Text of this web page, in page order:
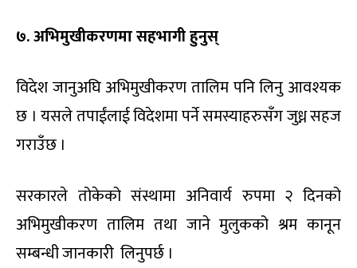
७. अभिमुखीकरणमा सहभागी हुनुस्
विदेश जानुअघि अभिमुखीकरण तालिम पनि लिनु आवश्यक
छ । यसले तपाईंलाई विदेशमा पर्ने समस्याहरुसँग जुध्न सहज
गराउँछ ।
सरकारले तोकेको संस्थामा अनिवार्य रुपमा २ दिनको
अभिमुखीकरण तालिम तथा जाने मुलुकको श्रम कानून
सम्बन्धी जानकारी लिनुपर्छ ।